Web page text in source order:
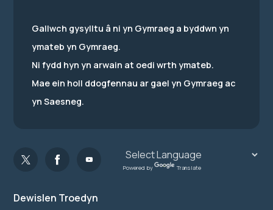
Dewislen Troedyn
Gallwch gysylltu â ni yn Gymraeg a byddwn yn
ymateb yn Gymraeg.
Ni fydd hyn yn arwain at oedi wrth ymateb.
Mae ein holl ddogfennau ar gael yn Gymraeg ac
yn Saesneg.
Powered by Translate